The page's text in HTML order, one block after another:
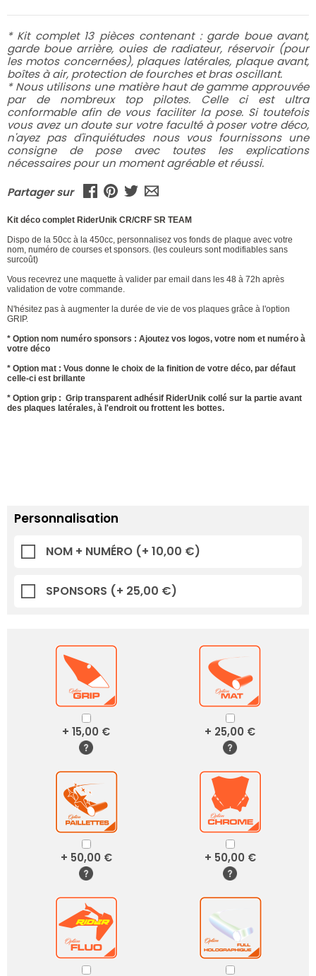
* Kit complet 13 pièces contenant : garde boue avant,
garde boue arrière, ouies de radiateur, réservoir (pour
les motos concernées), plaques latérales, plaque avant,
boîtes à air, protection de fourches et bras oscillant.
* Nous utilisons une matière haut de gamme approuvée
par de nombreux top pilotes. Celle ci est ultra
conformable afin de vous faciliter la pose. Si toutefois
vous avez un doute sur votre faculté à poser votre déco,
n'ayez pas d'inquiétudes nous vous fournissons une
consigne de pose avec toutes les explications
nécessaires pour un moment agréable et réussi.
Partager sur
Kit déco complet RiderUnik CR/CRF SR TEAM
Dispo de la 50cc à la 450cc, personnalisez vos fonds de plaque avec votre
nom, numéro de courses et sponsors. (les couleurs sont modifiables sans
surcoût)
Vous recevrez une maquette à valider par email dans les 48 à 72h après
validation de votre commande.
N'hésitez pas à augmenter la durée de vie de vos plaques grâce à l'option
GRIP.
* Option nom numéro sponsors : Ajoutez vos logos, votre nom et numéro à
votre déco
* Option mat : Vous donne le choix de la finition de votre déco, par défaut
celle-ci est brillante
* Option grip : Grip transparent adhésif RiderUnik collé sur la partie avant
des plaques latérales, à l'endroit ou frottent les bottes.
Personnalisation
NOM + NUMÉRO (+ 10,00 €)
SPONSORS (+ 25,00 €)
+ 15,00 € + 25,00 €
+ 50,00 € + 50,00 €